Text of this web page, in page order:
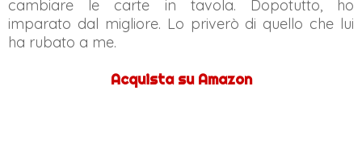
cambiare le carte in tavola. Dopotutto, ho
imparato dal migliore. Lo priverò di quello che lui
ha rubato a me.
Acquista su Amazon